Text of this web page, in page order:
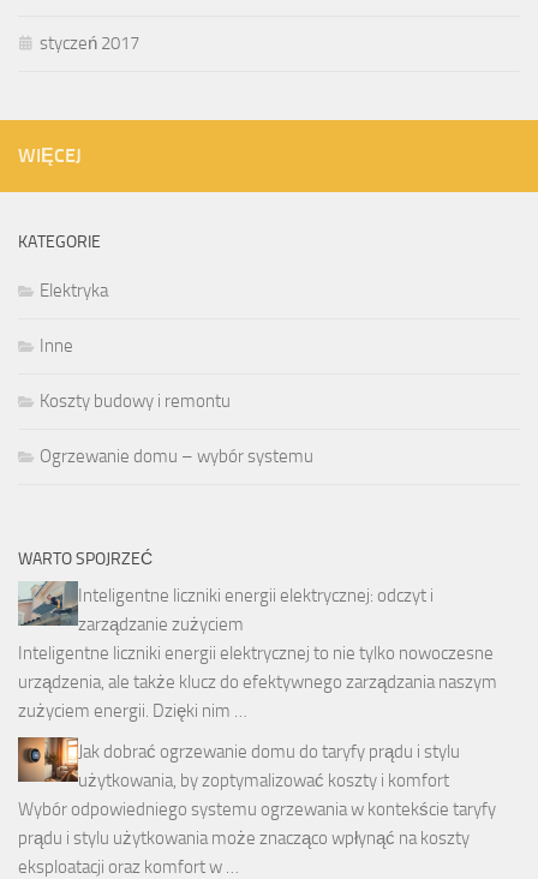
styczeń 2017
WIĘCEJ
KATEGORIE
Elektryka
Inne
Koszty budowy i remontu
Ogrzewanie domu – wybór systemu
WARTO SPOJRZEĆ
Inteligentne liczniki energii elektrycznej: odczyt i
zarządzanie zużyciem
Inteligentne liczniki energii elektrycznej to nie tylko nowoczesne
urządzenia, ale także klucz do efektywnego zarządzania naszym
zużyciem energii. Dzięki nim …
Jak dobrać ogrzewanie domu do taryfy prądu i stylu
użytkowania, by zoptymalizować koszty i komfort
Wybór odpowiedniego systemu ogrzewania w kontekście taryfy
prądu i stylu użytkowania może znacząco wpłynąć na koszty
eksploatacji oraz komfort w …